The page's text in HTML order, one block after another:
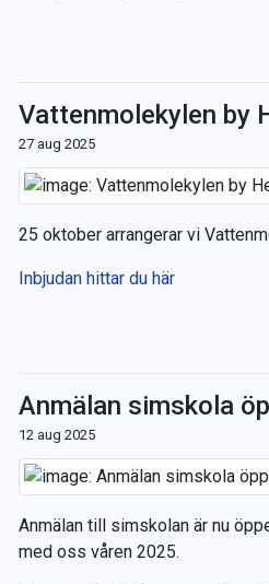
Vattenmolekylen by
27 aug 2025
25 oktober arrangerar vi
Inbjudan hittar du här
Anmälan simskola
12 aug 2025
Anmälan till simskolan är nu
med oss våren 2025.